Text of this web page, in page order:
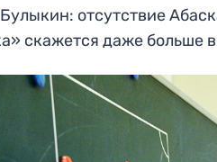
отсутствие
скажется даже больше